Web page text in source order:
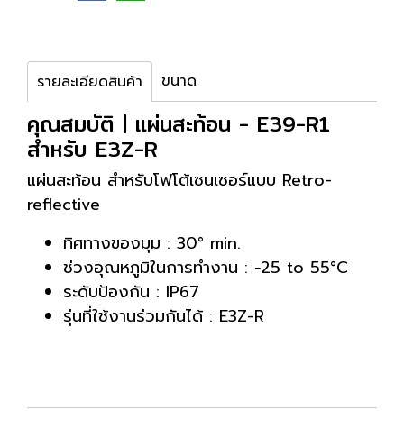
รายละเอียดสินค้า ขนาด
คุณสมบัติ | แผ่นสะท้อน - E39-R1
สำหรับ E3Z-R
แผ่นสะท้อน สำหรับโฟโต้เซนเซอร์แบบ Retro-
reflective
ทิศทางของมุม : 30° min.
ช่วงอุณหภูมิในการทำงาน : −25 to 55°C
ระดับป้องกัน : IP67
รุ่นที่ใช้งานร่วมกันได้ : E3Z-R